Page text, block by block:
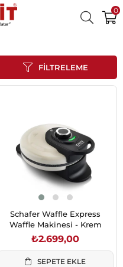
0
Google İle Bağlan
FILTRELEME
Schafer Waffle Express
Waffle Makinesi - Krem
₺2.699,00
SEPETE EKLE